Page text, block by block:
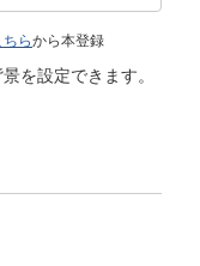
ちらから本登録
を設定できます。